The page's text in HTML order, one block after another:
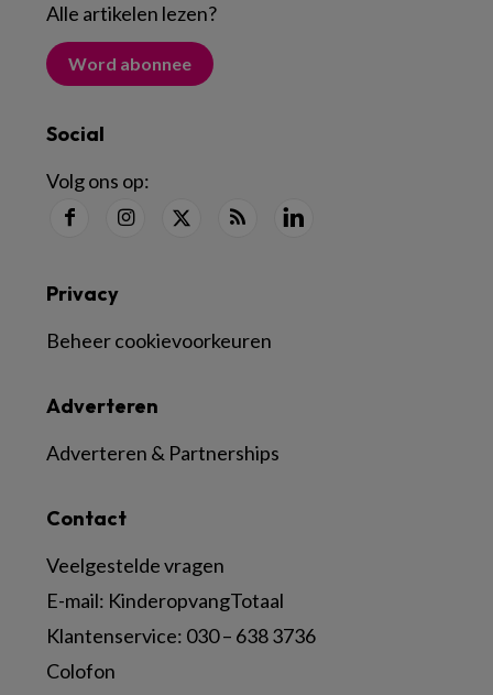
Alle artikelen lezen?
Word abonnee
Social
Volg ons op:
Contact
Veelgestelde vragen
E-mail: KinderopvangTotaal
Klantenservice: 030 – 638 3736
Colofon
Adverteren
Adverteren & Partnerships
Privacy
Beheer cookievoorkeuren